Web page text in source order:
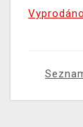
Vyprodáno